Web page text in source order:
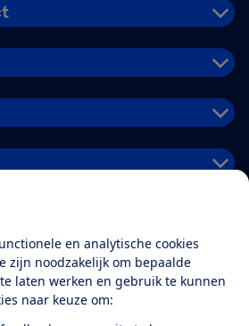
en analytische cookies
zijn noodzakelijk om bepaalde
laten werken en gebruik te kunnen
naar keuze om:
over de